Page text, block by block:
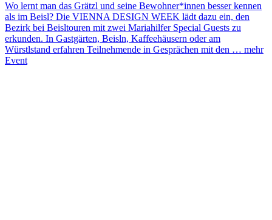
Wo lernt man das Grätzl und seine Bewohner*innen besser kennen
als im Beisl? Die VIENNA DESIGN WEEK lädt dazu ein, den
Bezirk bei Beisltouren mit zwei Mariahilfer Special Guests zu
erkunden. In Gastgärten, Beisln, Kaffeehäusern oder am
Würstlstand erfahren Teilnehmende in Gesprächen mit den … mehr
Event